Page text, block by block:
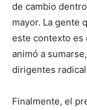
de cambio
mayor. La gente
este contexto es
animó a
dirigentes
Finalmente, el